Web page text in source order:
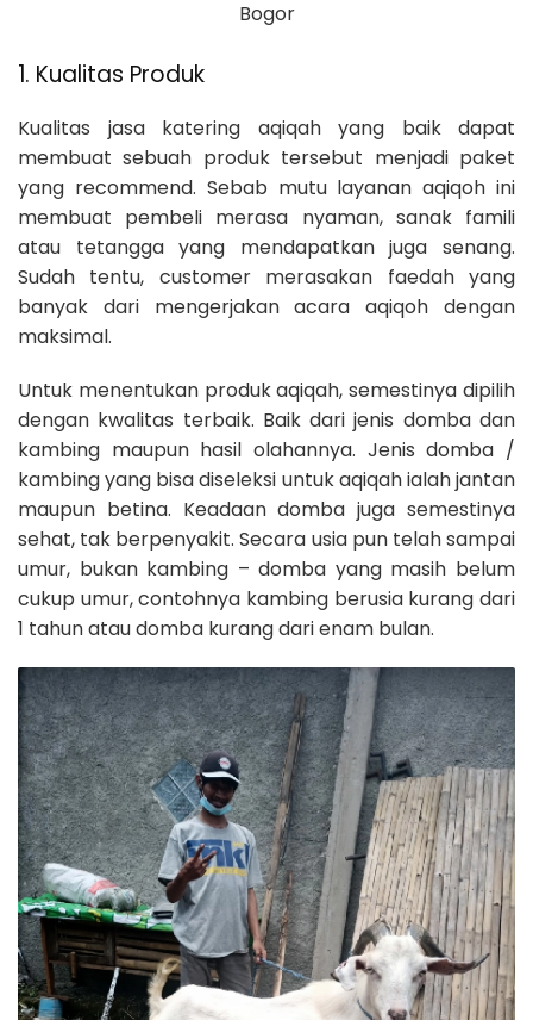
Bogor
1. Kualitas Produk
Kualitas jasa katering aqiqah yang baik dapat
membuat sebuah produk tersebut menjadi paket
yang recommend. Sebab mutu layanan aqiqoh ini
membuat pembeli merasa nyaman, sanak famili
atau tetangga yang mendapatkan juga senang.
Sudah tentu, customer merasakan faedah yang
banyak dari mengerjakan acara aqiqoh dengan
maksimal.
Untuk menentukan produk aqiqah, semestinya dipilih
dengan kwalitas terbaik. Baik dari jenis domba dan
kambing maupun hasil olahannya. Jenis domba /
kambing yang bisa diseleksi untuk aqiqah ialah jantan
maupun betina. Keadaan domba juga semestinya
sehat, tak berpenyakit. Secara usia pun telah sampai
umur, bukan kambing – domba yang masih belum
cukup umur, contohnya kambing berusia kurang dari
1 tahun atau domba kurang dari enam bulan.